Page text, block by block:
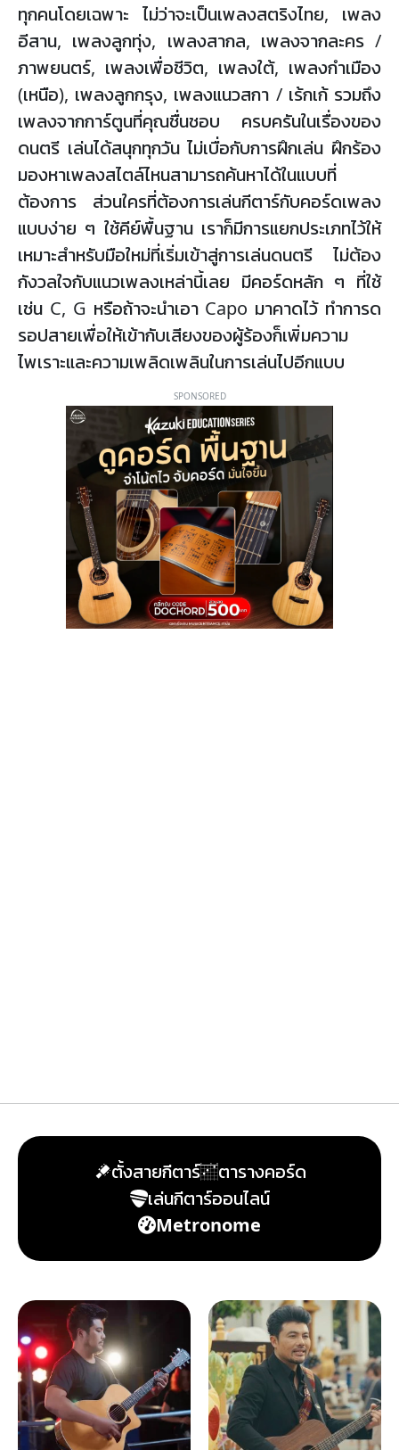
ทุกคนโดยเฉพาะ ไม่ว่าจะเป็นเพลงสตริงไทย, เพลง
อีสาน, เพลงลูกทุ่ง, เพลงสากล, เพลงจากละคร /
ภาพยนตร์, เพลงเพื่อชีวิต, เพลงใต้, เพลงกำเมือง
(เหนือ), เพลงลูกกรุง, เพลงแนวสกา / เร้กเก้ รวมถึง
เพลงจากการ์ตูนที่คุณชื่นชอบ ครบครันในเรื่องของ
ดนตรี เล่นได้สนุกทุกวัน ไม่เบื่อกับการฝึกเล่น ฝึกร้อง
มองหาเพลงสไตล์ไหนสามารถค้นหาได้ในแบบที่
ต้องการ ส่วนใครที่ต้องการเล่นกีตาร์กับคอร์ดเพลง
แบบง่าย ๆ ใช้คีย์พื้นฐาน เราก็มีการแยกประเภทไว้ให้
เหมาะสำหรับมือใหม่ที่เริ่มเข้าสู่การเล่นดนตรี ไม่ต้อง
กังวลใจกับแนวเพลงเหล่านี้เลย มีคอร์ดหลัก ๆ ที่ใช้
เช่น C, G หรือถ้าจะนำเอา Capo มาคาดไว้ ทำการด
รอปสายเพื่อให้เข้ากับเสียงของผู้ร้องก็เพิ่มความ
ไพเราะและความเพลิดเพลินในการเล่นไปอีกแบบ
SPONSORED
ตั้งสายกีตาร์
ตารางคอร์ด
เล่นกีตาร์ออนไลน์
Metronome